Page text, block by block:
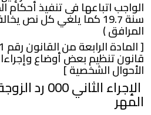
الواجب اتباعها فى تنفيذ أحكام
سنة 19.7 كما يلغي كل نص
المرافق )
قانون تنظيم بعض أوضاع
الأحوال الشخصية ]
الإجراء
المهر